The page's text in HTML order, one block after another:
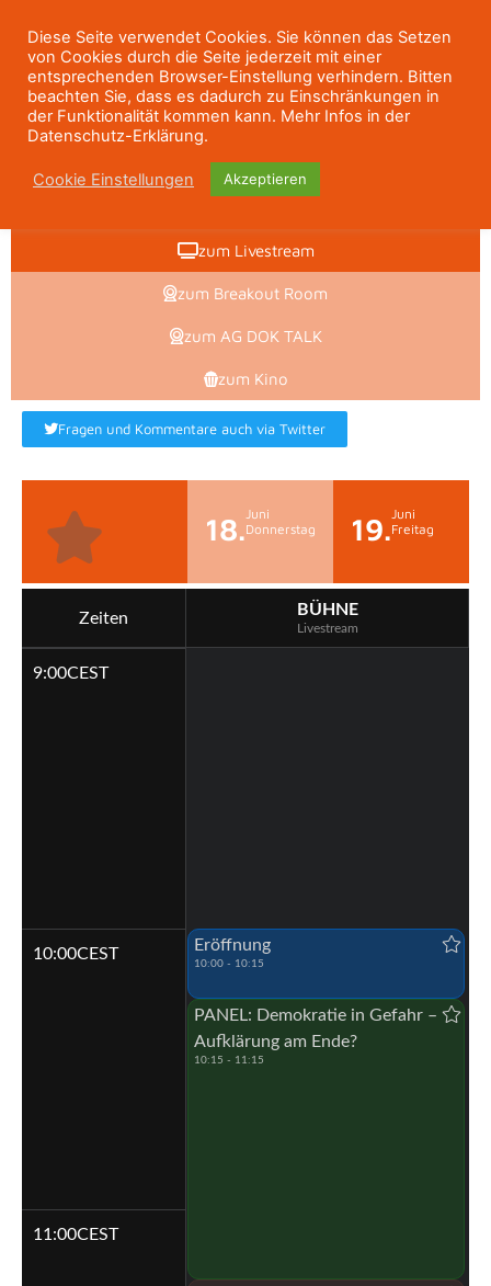
zum Livestream
zum Breakout Room
zum AG DOK TALK
zum Kino
Fragen und Kommentare auch via Twitter
18.Juni
Donnerstag
19.Juni
Freitag
Zeiten BÜHNE
Livestream
9:00CEST
10:00CEST
11:00CEST
Eröffnung
10:00 - 10:15
PANEL: Demokratie in Gefahr –
Aufklärung am Ende?
10:15 - 11:15
Diese Seite verwendet Cookies. Sie können das Setzen
von Cookies durch die Seite jederzeit mit einer
entsprechenden Browser-Einstellung verhindern. Bitten
beachten Sie, dass es dadurch zu Einschränkungen in
der Funktionalität kommen kann. Mehr Infos in der
Datenschutz-Erklärung.
Cookie Einstellungen Akzeptieren